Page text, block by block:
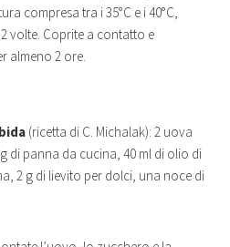
compresa tra i 35°C e i 40°C,
volte. Coprite a contatto e
almeno 2 ore.
(ricetta di C. Michalak): 2 uova
di panna da cucina, 40 ml di olio di
2 g di lievito per dolci, una noce di